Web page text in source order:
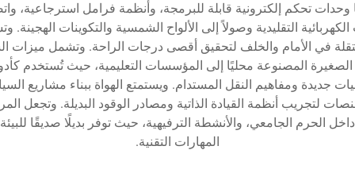
تحكم إلكترونية قابلة للبرمجة، وأنظمة فرامل استرجاعية،
التقليدية وصولاً إلى الألواح الشمسية والتكوينات
المصنوعة محليًا إلى المؤسسات التعليمية، حيث تُستخدم
جديدة ومفاهيم النقل المستدام. ويستمتع الهواة ببناء مشاريع
لتجريب أنظمة القيادة الذاتية ومصادر الوقود البديلة. وتجعل
الحرم الجامعي، والأنشطة الترفيهية، حيث توفر بديلًا صديقًا
المهارات التقنية.